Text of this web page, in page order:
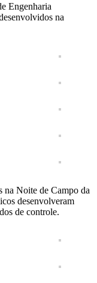
Engenharia
na
na Noite de Campo da
desenvolveram
de controle.